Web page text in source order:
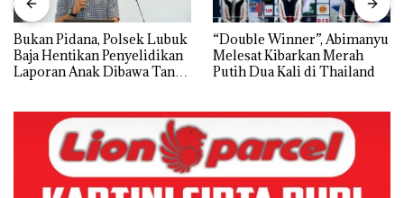
Bukan Pidana, Polsek Lubuk
Baja Hentikan Penyelidikan
Laporan Anak Dibawa Tanpa
“Double Winner”, Abimanyu
Melesat Kibarkan Merah
Putih Dua Kali di Thailand